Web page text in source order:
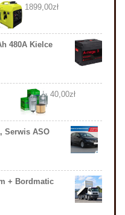
1899,00zł
480A Kielce
40,00zł
Serwis ASO
+ Bordmatic